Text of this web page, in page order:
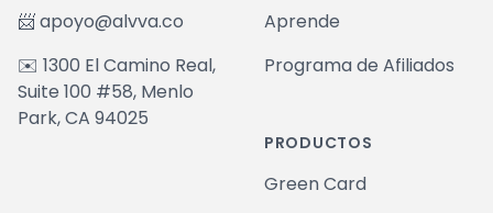
📨apoyo@alvva.co
✉️ 1300 El Camino Real,
Suite 100 #58, Menlo
Park, CA 94025
Aprende
Programa de Afiliados
PRODUCTOS
Green Card